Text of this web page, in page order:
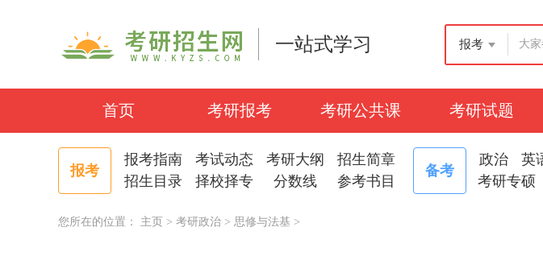
一站式学习 报考
首页 考研报考 考研公共课 考研试题
报考
报考指南 考试动态 考研大纲
招生简章
招生目录
择校择专 分数线 参考书目
备考
政治 英
考研专硕
您所在的位置： 主页 > 考研政治 > 思修与法基 >